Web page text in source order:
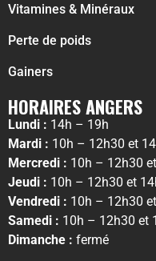
Vitamines & Minéraux
Perte de poids
Gainers
HORAIRES ANGERS
Lundi : 14h – 19h
Mardi : 10h – 12h30 et
Mercredi : 10h – 12h30
Jeudi : 10h – 12h30 et
Vendredi : 10h – 12h30
Samedi : 10h – 12h30 et
Dimanche : fermé